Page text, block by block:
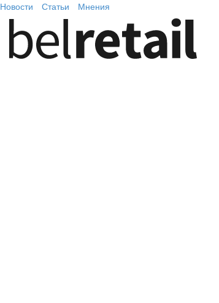
Новости Статьи Мнения